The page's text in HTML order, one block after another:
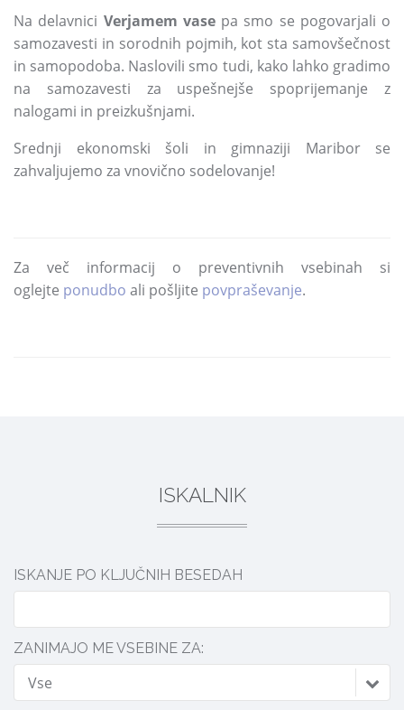
Na delavnici Verjamem vasepa smo se pogovarjali o
samozavesti in sorodnih pojmih, kot sta samovšečnost
in samopodoba. Naslovili smo tudi, kako lahko gradimo
na samozavesti za uspešnejše spoprijemanje z
nalogami in preizkušnjami.
Srednji ekonomski šoli in gimnaziji Maribor se
zahvaljujemo za vnovično sodelovanje!
Za več informacij o preventivnih vsebinah si
oglejte ponudbo ali pošljite povpraševanje.
ISKALNIK
ISKANJE PO KLJUČNIH BESEDAH
ZANIMAJO ME VSEBINE ZA:
Vse